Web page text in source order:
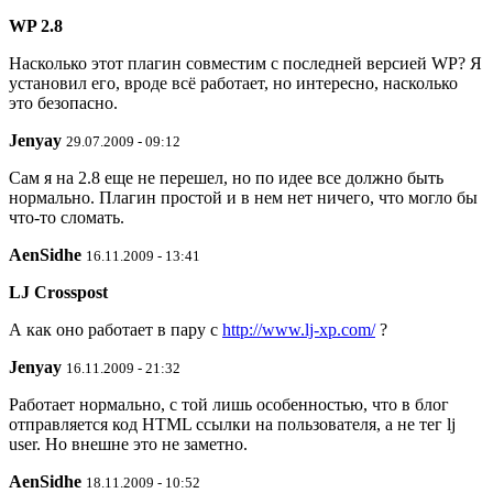
WP 2.8
Насколько этот плагин совместим с последней версией WP? Я
установил его, вроде всё работает, но интересно, насколько
это безопасно.
Jenyay 29.07.2009 - 09:12
Сам я на 2.8 еще не перешел, но по идее все должно быть
нормально. Плагин простой и в нем нет ничего, что могло бы
что-то сломать.
AenSidhe 16.11.2009 - 13:41
LJ Crosspost
А как оно работает в пару с http://www.lj-xp.com/?
Jenyay 16.11.2009 - 21:32
Работает нормально, с той лишь особенностью, что в блог
отправляется код HTML ссылки на пользователя, а не тег lj
user. Но внешне это не заметно.
AenSidhe 18.11.2009 - 10:52